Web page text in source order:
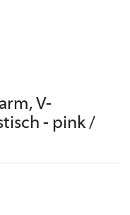
V-
- pink /